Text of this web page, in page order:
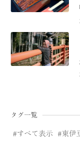
タグ一覧
すべて表示 東伊